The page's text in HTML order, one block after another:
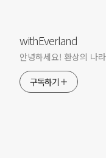
withEverland
안녕하세요! 환상의 나
구독하기